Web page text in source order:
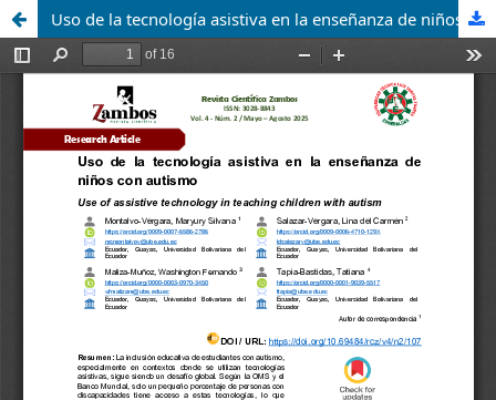
Uso de la tecnología asistiva en la enseñanza de niños con autismo